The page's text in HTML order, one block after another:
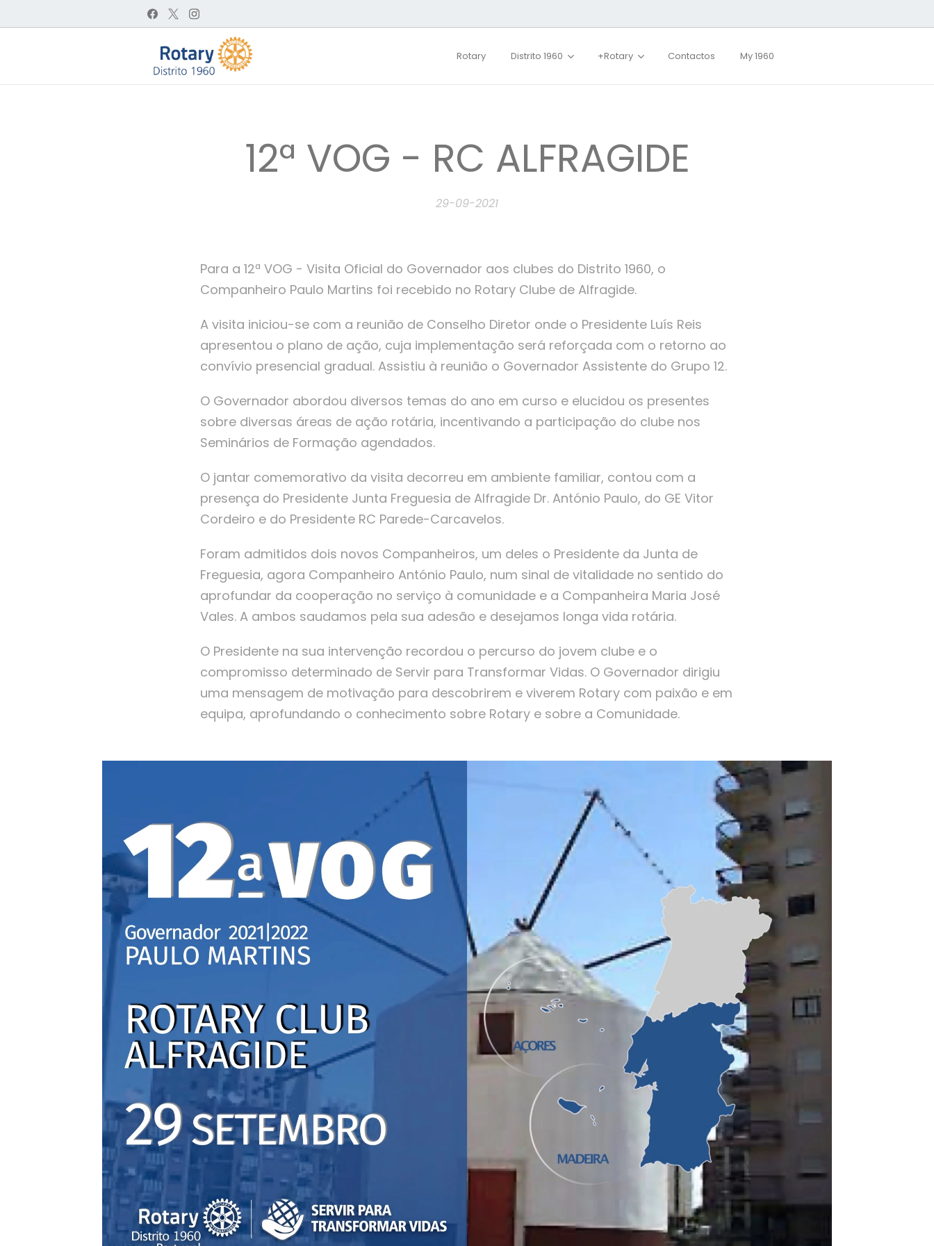
Rotary Distrito 1960 +Rotary Contactos My 1960
12ª VOG - RC ALFRAGIDE
29-09-2021
Para a 12ª VOG - Visita Oficial do Governador aos clubes do Distrito 1960, o
Companheiro Paulo Martins foi recebido no Rotary Clube de Alfragide.
A visita iniciou-se com a reunião de Conselho Diretor onde o Presidente Luís Reis
apresentou o plano de ação, cuja implementação será reforçada com o retorno ao
convívio presencial gradual. Assistiu à reunião o Governador Assistente do Grupo 12.
O Governador abordou diversos temas do ano em curso e elucidou os presentes
sobre diversas áreas de ação rotária, incentivando a participação do clube nos
Seminários de Formação agendados.
O jantar comemorativo da visita decorreu em ambiente familiar, contou com a
presença do Presidente Junta Freguesia de Alfragide Dr. António Paulo, do GE Vitor
Cordeiro e do Presidente RC Parede-Carcavelos.
Foram admitidos dois novos Companheiros, um deles o Presidente da Junta de
Freguesia, agora Companheiro António Paulo, num sinal de vitalidade no sentido do
aprofundar da cooperação no serviço à comunidade e a Companheira Maria José
Vales. A ambos saudamos pela sua adesão e desejamos longa vida rotária.
O Presidente na sua intervenção recordou o percurso do jovem clube e o
compromisso determinado de Servir para Transformar Vidas. O Governador dirigiu
uma mensagem de motivação para descobrirem e viverem Rotary com paixão e em
equipa, aprofundando o conhecimento sobre Rotary e sobre a Comunidade.